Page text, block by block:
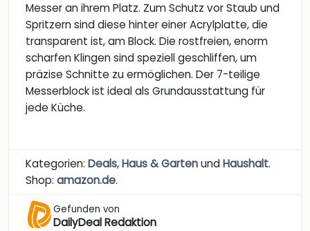
Messer an ihrem Platz. Zum Schutz vor Staub und
Spritzern sind diese hinter einer Acrylplatte, die
transparent ist, am Block. Die rostfreien, enorm
scharfen Klingen sind speziell geschliffen, um
präzise Schnitte zu ermöglichen. Der 7-teilige
Messerblock ist ideal als Grundausstattung für
jede Küche.
Kategorien: Deals,Haus & GartenundHaushalt.
Shop: amazon.de.
Gefunden von
DailyDeal Redaktion